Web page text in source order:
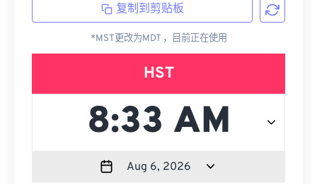
复制到剪贴板
*MST更改为MDT ，目前正在使用
HST